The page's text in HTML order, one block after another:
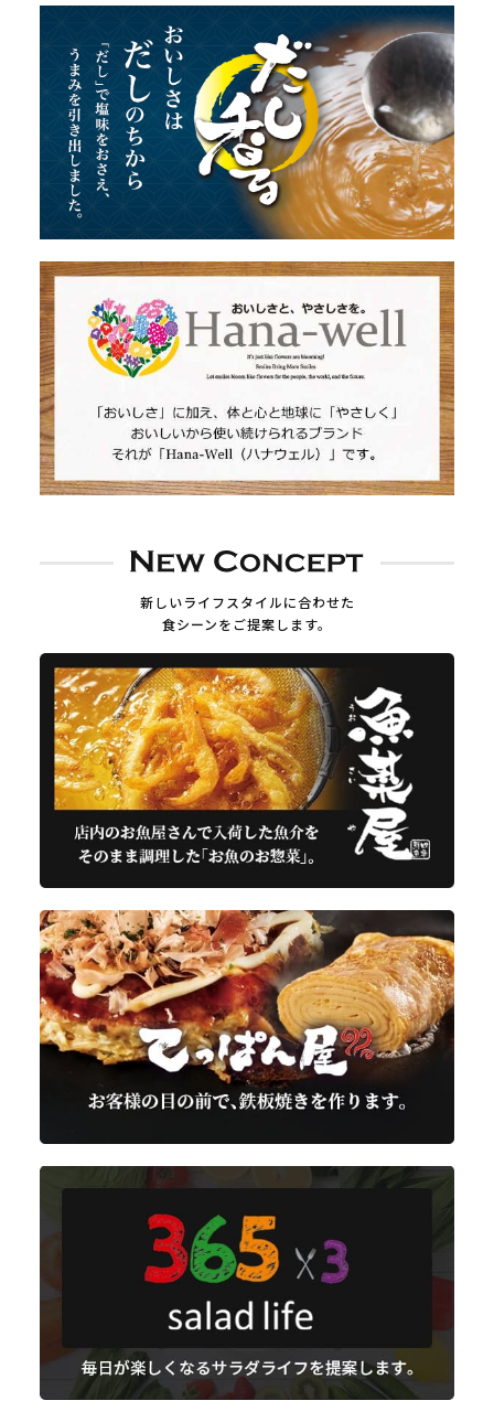
新しいライフスタイルに合わせた
食シーンをご提案します。